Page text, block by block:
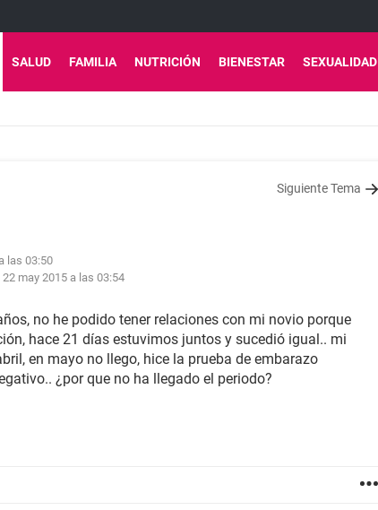
SALUD FAMILIA NUTRICIÓN BIENESTAR SEXUALIDAD
Siguiente Tema
las 03:50
22 may 2015 a las 03:54
no he podido tener relaciones con mi novio porque
hace 21 días estuvimos juntos y sucedió igual.. mi
en mayo no llego, hice la prueba de embarazo
¿por que no ha llegado el periodo?